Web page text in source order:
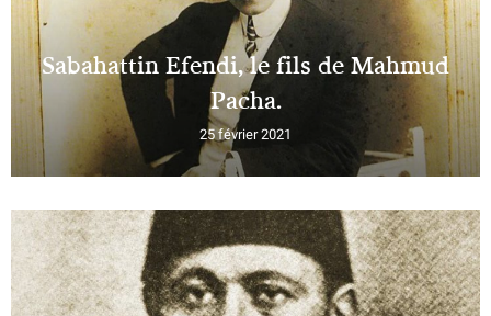
Sabahattin Efendi, le fils de Mahmud
Pacha.
25 février 2021